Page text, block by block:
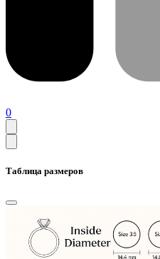
0
Таблица размеров